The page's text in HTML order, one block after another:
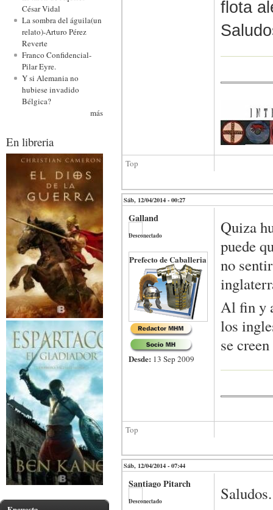
César Vidal
La sombra del águila(un
relato)-Arturo Pérez
Reverte
Franco Confidencial-
Pilar Eyre.
Y si Alemania no
hubiese invadido
Bélgica?
más
En libreria
flota
Top
Sáb, 12/04/2014 - 00:27
Galland
Desconectado
Prefecto de Caballeria
Desde: 13 Sep 2009
Quiza
puede
no
Al fin y
los
se
Top
Sáb, 12/04/2014 - 07:44
Santiago Pitarch
Desconectado Saludos.